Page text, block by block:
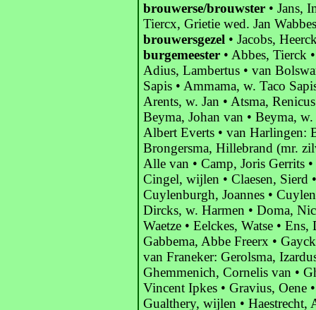
brouwerse/brouwster • Jans,
Tiercx, Grietie wed. Jan Wabbes
brouwersgezel • Jacobs,
burgemeester • Abbes, Tierck
Adius, Lambertus • van
Sapis • Ammama, w. Taco
Arents, w. Jan • Atsma,
Beyma, Johan van • Beyma,
Albert Everts • van Harlingen:
Brongersma, Hillebrand (mr.
Alle van • Camp, Joris Gerrits
Cingel, wijlen • Claesen, Sierd
Cuylenburgh, Joannes •
Dircks, w. Harmen • Doma,
Waetze • Eelckes, Watse •
Gabbema, Abbe Freerx •
van Franeker: Gerolsma,
Ghemmenich, Cornelis van •
Vincent Ipkes • Gravius, Oene
Gualthery, wijlen • Haestrecht,